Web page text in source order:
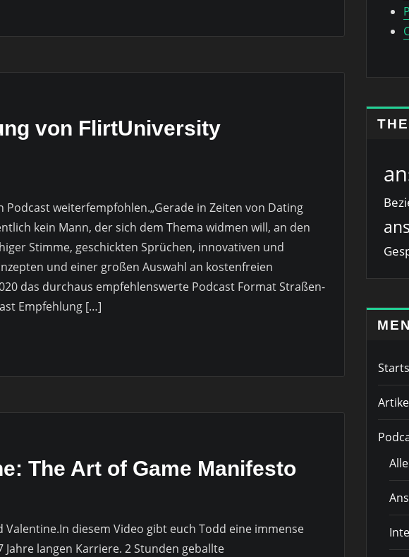
von FlirtUniversity
weiterfempfohlen.„Gerade in Zeiten von Dating
kein Mann, der sich dem Thema widmen will, an den
Stimme, geschickten Sprüchen, innovativen und
und einer großen Auswahl an kostenfreien
das durchaus empfehlenswerte Podcast Format Straßen-
Empfehlung […]
The Art of Game Manifesto
Valentine.In diesem Video gibt euch Todd eine immense
Jahre langen Karriere. 2 Stunden geballte